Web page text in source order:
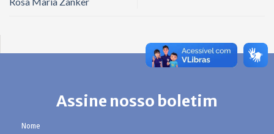
Assine nosso boletim
Nome